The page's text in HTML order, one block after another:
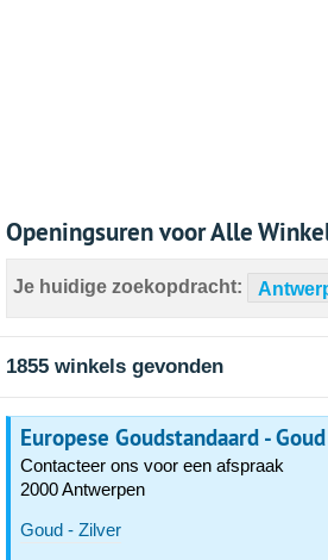
Openingsuren voor Alle
Je huidige zoekopdracht:
1855 winkels gevonden
Europese Goudstandaard -
Contacteer ons voor een afspraak
2000 Antwerpen
Goud - Zilver